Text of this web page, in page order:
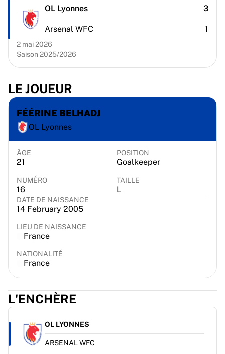
Meilleures équipes NBA
Charlotte Hornets
Chicago Bulls
Portland Trail Blazers
LA Clippers
Voir toute la NBA
Meilleures équipes européennes
Beşiktaş Gain
Fenerbahçe Basket-ball
Slovénie
Virtus Bologna
Guerri Napoli
Autres sports
Cyclisme
Team Visma | Lease a bike
Soudal Quick Step
Netcompany INEOS
Team Jayco AlUla
Voir tout le cyclisme
Rugby
France Rugby
Gloucester Rugby
Bath Rugby
ASM Clermont Auvergne
Harlequins
Voir tout le rugby
Cricket
England Cricket
OL Lyonnes 3
Arsenal WFC 1
2 mai 2026
Saison 2025/2026
LE JOUEUR
FÉÉRINE BELHADJ
OL Lyonnes
ÂGE
21
POSITION
Goalkeeper
NUMÉRO
16
TAILLE
L
DATE DE NAISSANCE
14 February 2005
LIEU DE NAISSANCE
France
NATIONALITÉ
France
L'ENCHÈRE
OL LYONNES
ARSENAL WFC